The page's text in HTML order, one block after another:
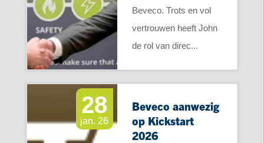
Beveco. Trots en vol
vertrouwen heeft John
de rol van direc...
28
jan. 26
Beveco aanwezig
op Kickstart
2026